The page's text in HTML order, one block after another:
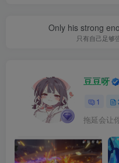
Only his strong
只有自己足够
豆豆呀
1
拖延会让